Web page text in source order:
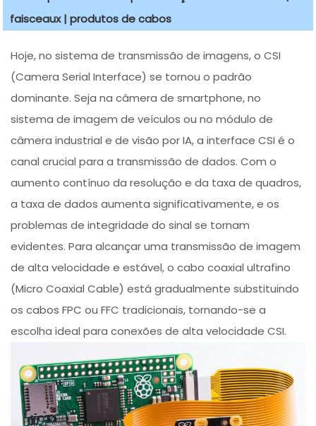
faisceaux | produtos de cabos
Hoje, no sistema de transmissão de imagens, o CSI
(Camera Serial Interface) se tornou o padrão
dominante. Seja na câmera de smartphone, no
sistema de imagem de veículos ou no módulo de
câmera industrial e de visão por IA, a interface CSI é o
canal crucial para a transmissão de dados. Com o
aumento contínuo da resolução e da taxa de quadros,
a taxa de dados aumenta significativamente, e os
problemas de integridade do sinal se tornam
evidentes. Para alcançar uma transmissão de imagem
de alta velocidade e estável, o cabo coaxial ultrafino
(Micro Coaxial Cable) está gradualmente substituindo
os cabos FPC ou FFC tradicionais, tornando-se a
escolha ideal para conexões de alta velocidade CSI.